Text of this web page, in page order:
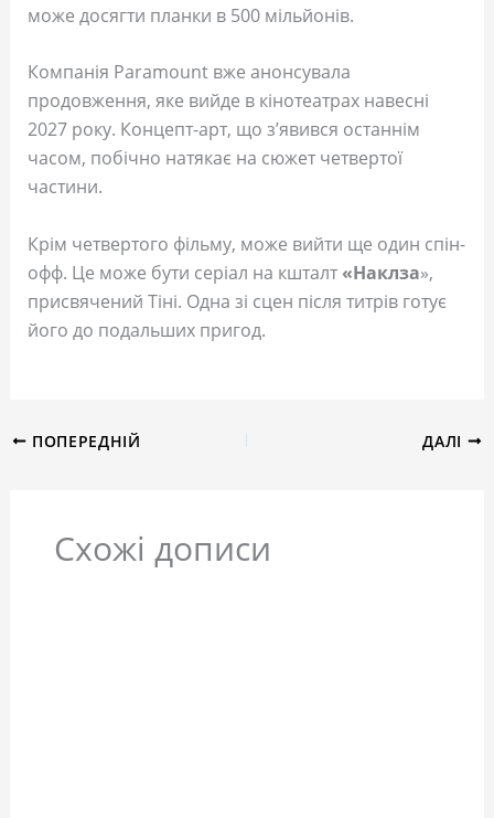
може досягти планки в 500 мільйонів.
Компанія Paramount вже анонсувала
продовження, яке вийде в кінотеатрах навесні
2027 року. Концепт-арт, що з’явився останнім
часом, побічно натякає на сюжет четвертої
частини.
Крім четвертого фільму, може вийти ще один спін-
офф. Це може бути серіал на кшталт«Наклза»,
присвячений Тіні. Одна зі сцен після титрів готує
його до подальших пригод.
ПОПЕРЕДНІЙ ДАЛІ
Схожі дописи